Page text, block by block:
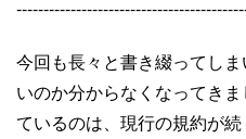
今回も長々と書き綴ってし
いのか分からなくなってき
ているのは、現行の規約が